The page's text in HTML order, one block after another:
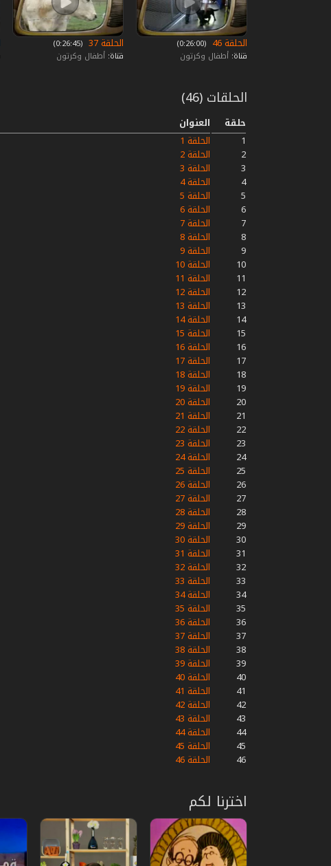
الحلقة 46
‏ (0:26:00)
قناة: أطفال وكرتون
الحلقة 37
‏ (0:26:45)
قناة: أطفال وكرتون
الحلقات (46)
حلقة العنوان
1
الحلقة 1
2
الحلقة 2
3
الحلقة 3
4
الحلقة 4
5
الحلقة 5
6
الحلقة 6
7
الحلقة 7
8
الحلقة 8
9
الحلقة 9
10
الحلقة 10
11
الحلقة 11
12
الحلقة 12
13
الحلقة 13
14
الحلقة 14
15
الحلقة 15
16
الحلقة 16
17
الحلقة 17
18
الحلقة 18
19
الحلقة 19
20
الحلقة 20
21
الحلقة 21
22
الحلقة 22
23
الحلقة 23
24
الحلقة 24
25
الحلقة 25
26
الحلقة 26
27
الحلقة 27
28
الحلقة 28
29
الحلقة 29
30
الحلقة 30
31
الحلقة 31
32
الحلقة 32
33
الحلقة 33
34
الحلقة 34
35
الحلقة 35
36
الحلقة 36
37
الحلقة 37
38
الحلقة 38
39
الحلقة 39
40
الحلقة 40
41
الحلقة 41
42
الحلقة 42
43
الحلقة 43
44
الحلقة 44
45
الحلقة 45
46
الحلقة 46
اخترنا لكم